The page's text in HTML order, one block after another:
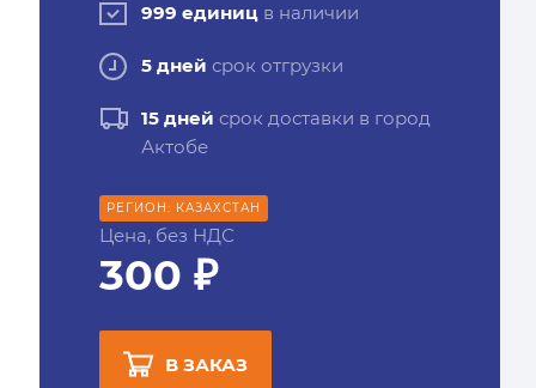
999 единиц в наличии
5 дней срок отгрузки
15 дней срок доставки в город
Актобе
РЕГИОН: КАЗАХСТАН
Цена, без НДС
300 ₽
В ЗАКАЗ